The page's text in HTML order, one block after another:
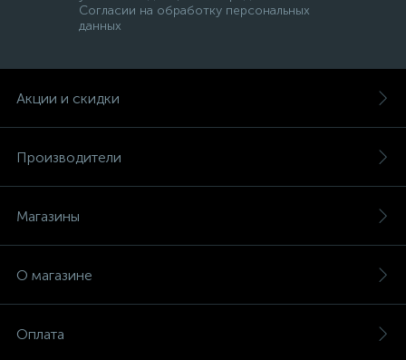
Согласии на обработку персональных
данных
Акции и скидки
Производители
Магазины
О магазине
Оплата